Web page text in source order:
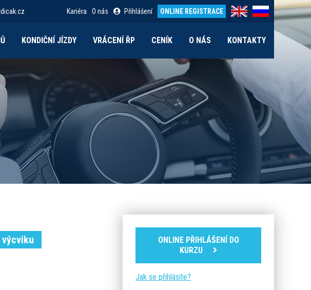
Kariéra O nás Přihlášení ONLINE REGISTRACE
KONDIČNÍ JÍZDY VRÁCENÍ ŘP CENÍK O NÁS KONTAKTY
výcviku
ONLINE PŘIHLÁŠENÍ DO
KURZU
Jak se přihlásíte?